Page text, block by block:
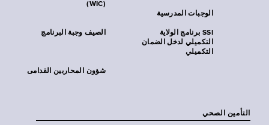
(WIC)
الوجبات المدرسية
الصيف وجبة البرنامج
SSI برنامج الولاية
التكميلي لدخل الضمان
التكميلي
شؤون المحاربين القدامى
التأمين الصحي